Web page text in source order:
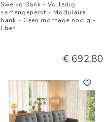
Sweiko Bank - Volledig
samengeperst - Modulaire
bank - Geen montage nodig -
Chen...
€ 692,80